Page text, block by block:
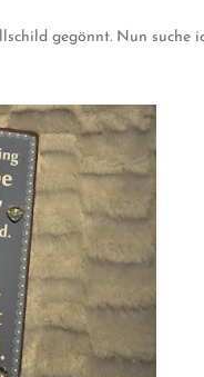
gegönnt. Nun suche